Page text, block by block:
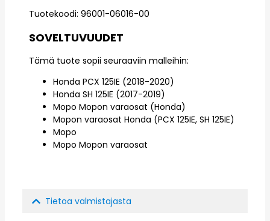
Tuotekoodi: 96001-06016-00
SOVELTUVUUDET
Tämä tuote sopii seuraaviin malleihin:
Honda PCX 125IE (2018-2020)
Honda SH 125IE (2017-2019)
Mopo Mopon varaosat (Honda)
Mopon varaosat Honda (PCX 125IE, SH 125IE)
Mopo
Mopo Mopon varaosat
Tietoa valmistajasta